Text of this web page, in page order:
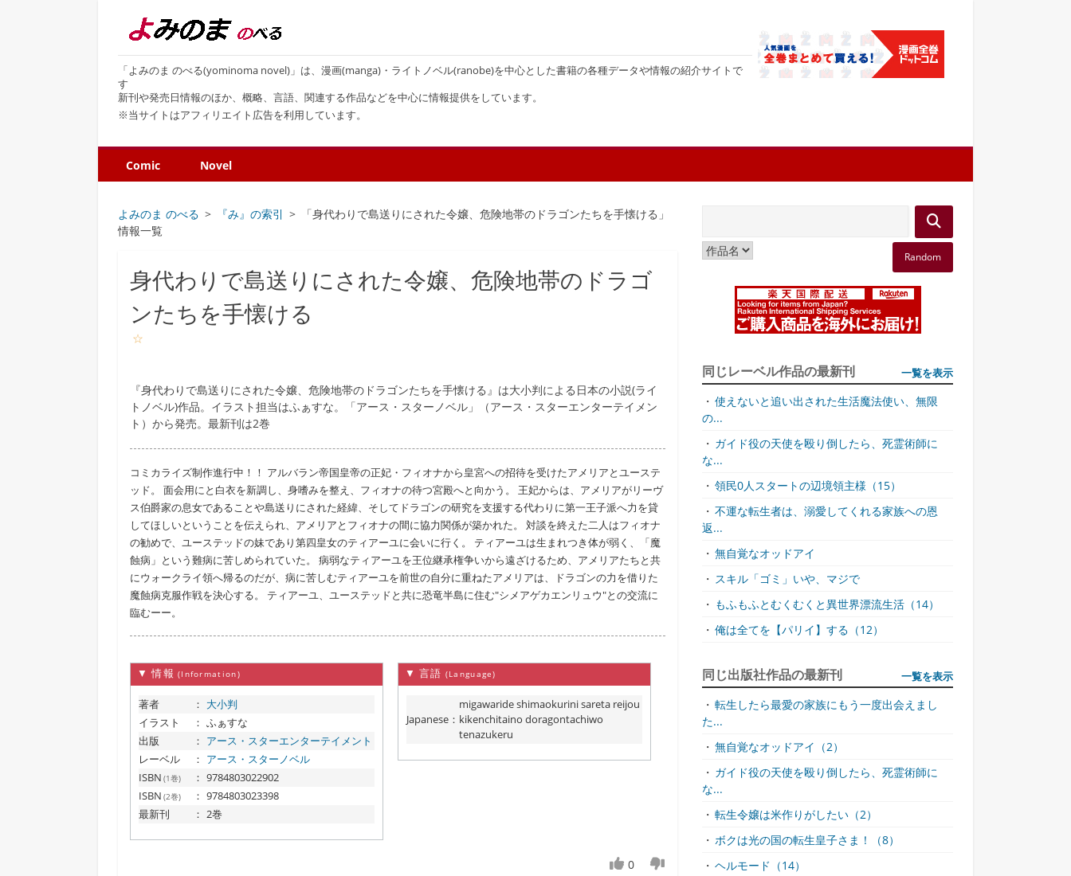
「よみのま のべる(yominoma novel)」は、漫画(manga)・ライトノベル(ranobe)を中心とした書籍の各種データや情報の紹介サイトで
す
新刊や発売日情報のほか、概略、言語、関連する作品などを中心に情報提供をしています。
※当サイトはアフィリエイト広告を利用しています。
Comic Novel
よみのま のべる 『み』の索引
「身代わりで島送りにされた令嬢、危険地帯のドラゴンたちを手懐ける」
情報一覧
身代わりで島送りにされた令嬢、危険地帯のドラゴ
ンたちを手懐ける
☆
『身代わりで島送りにされた令嬢、危険地帯のドラゴンたちを手懐ける』は大小判による日本の小説(ライ
トノベル)作品。イラスト担当はふぁすな。「アース・スターノベル」（アース・スターエンターテイメン
ト）から発売。最新刊は2巻
コミカライズ制作進行中！！ アルバラン帝国皇帝の正妃・フィオナから皇宮への招待を受けたアメリアとユーステ
ッド。 面会用にと白衣を新調し、身嗜みを整え、フィオナの待つ宮殿へと向かう。 王妃からは、アメリアがリーヴ
ス伯爵家の息女であることや島送りにされた経緯、そしてドラゴンの研究を支援する代わりに第一王子派へ力を貸
してほしいということを伝えられ、アメリアとフィオナの間に協力関係が築かれた。 対談を終えた二人はフィオナ
の勧めで、ユーステッドの妹であり第四皇女のティアーユに会いに行く。 ティアーユは生まれつき体が弱く、「魔
蝕病」という難病に苦しめられていた。 病弱なティアーユを王位継承権争いから遠ざけるため、アメリアたちと共
にウォークライ領へ帰るのだが、病に苦しむティアーユを前世の自分に重ねたアメリアは、ドラゴンの力を借りた
魔蝕病克服作戦を決心する。 ティアーユ、ユーステッドと共に恐竜半島に住む"シメアゲカエンリュウ"との交流に
臨むーー。
▼ 情報 (Information)
著者 ： 大小判
イラスト
： ふぁすな
出版
： アース・スターエンターテイメント
レーベル
： アース・スターノベル
ISBN (1巻) ： 9784803022902
ISBN (2巻) ： 9784803023398
最新刊
： 2巻
▼ 言語 (Language)
Japanese ：
migawaride shimaokurini sareta reijou
kikenchitaino doragontachiwo
tenazukeru
0
Random
同じレーベル作品の最新刊 一覧を表示
・ 使えないと追い出された生活魔法使い、無限
の...
・ ガイド役の天使を殴り倒したら、死霊術師に
な...
・ 領民0人スタートの辺境領主様（15）
・ 不運な転生者は、溺愛してくれる家族への恩
返...
・ 無自覚なオッドアイ
・ スキル「ゴミ」いや、マジで
・ もふもふとむくむくと異世界漂流生活（14）
・ 俺は全てを【パリイ】する（12）
同じ出版社作品の最新刊 一覧を表示
・ 転生したら最愛の家族にもう一度出会えまし
た...
・ 無自覚なオッドアイ（2）
・ ガイド役の天使を殴り倒したら、死霊術師に
な...
・ 転生令嬢は米作りがしたい（2）
・ ボクは光の国の転生皇子さま！（8）
・ ヘルモード（14）